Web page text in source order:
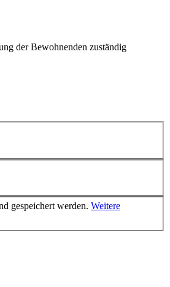
der Bewohnenden zuständig
gespeichert werden. Weitere